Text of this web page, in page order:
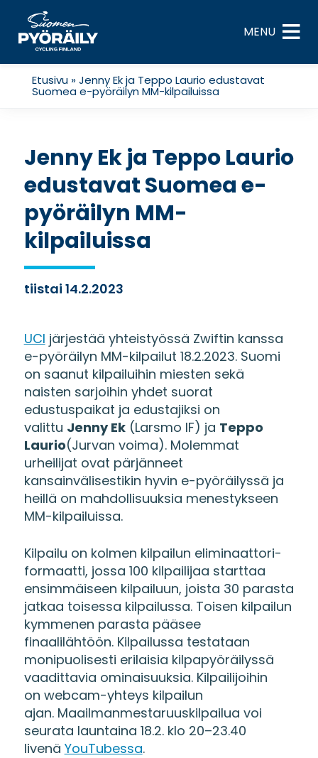
content
MENU
Etusivu»Jenny Ek ja Teppo Laurio edustavat
Suomea e-pyöräilyn MM-kilpailuissa
Jenny Ek ja Teppo Laurio
edustavat Suomea e-
pyöräilyn MM-
kilpailuissa
tiistai 14.2.2023
UCI järjestää yhteistyössä Zwiftin kanssa
e-pyöräilyn MM-kilpailut 18.2.2023. Suomi
on saanut kilpailuihin miesten sekä
naisten sarjoihin yhdet suorat
edustuspaikat ja edustajiksi on
valittu Jenny Ek(Larsmo IF) ja Teppo
Laurio(Jurvan voima). Molemmat
urheilijat ovat pärjänneet
kansainvälisestikin hyvin e-pyöräilyssä ja
heillä on mahdollisuuksia menestykseen
MM-kilpailuissa.
Kilpailu on kolmen kilpailun eliminaattori-
formaatti, jossa 100 kilpailijaa starttaa
ensimmäiseen kilpailuun, joista 30 parasta
jatkaa toisessa kilpailussa. Toisen kilpailun
kymmenen parasta pääsee
finaalilähtöön. Kilpailussa testataan
monipuolisesti erilaisia kilpapyöräilyssä
vaadittavia ominaisuuksia. Kilpailijoihin
on webcam-yhteys kilpailun
ajan. Maailmanmestaruuskilpailua voi
seurata launtaina 18.2. klo 20–23.40
livenä YouTubessa.